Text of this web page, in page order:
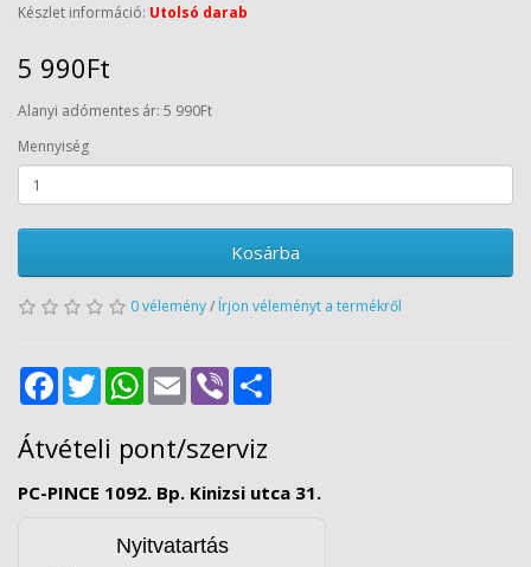
Készlet információ: Utolsó darab
5 990Ft
Alanyi adómentes ár: 5 990Ft
Mennyiség
Kosárba
0 vélemény/ Írjon véleményt a termékről
FacebookTwitter WhatsApp
Email Viber
Átvételi pont/szerviz
PC-PINCE 1092. Bp. Kinizsi utca 31.
Nyitvatartás